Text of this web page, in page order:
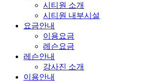
시티원 소개
시티원 내부시설
요금안내
이용요금
레슨요금
레슨안내
강사진 소개
이용안내